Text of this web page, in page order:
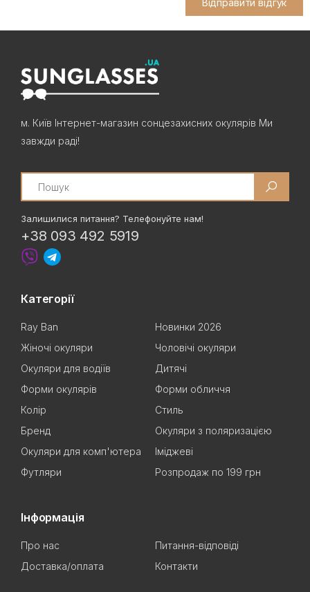
м. Київ Інтернет-магазин сонцезахисних окулярів Ми
завжди раді!
Search
Залишилися питання? Телефонуйте нам!
+38 093 492 5919
Категорії
Ray Ban
Новинки 2026
Жіночі окуляри
Чоловічі окуляри
Окуляри для водіїв
Дитячі
Форми окулярів
Форми обличчя
Колір
Стиль
Бренд
Окуляри з поляризацією
Окуляри для комп'ютера
Іміджеві
Футляри
Розпродаж по 199 грн
Інформація
Про нас
Питання-відповіді
Доставка/оплата
Контакти